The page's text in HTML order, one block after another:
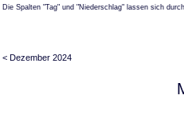
Die Spalten "Tag" und "Niederschlag" lassen sich
< Dezember 2024